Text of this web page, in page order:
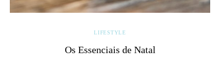
LIFESTYLE
Os Essenciais de Natal